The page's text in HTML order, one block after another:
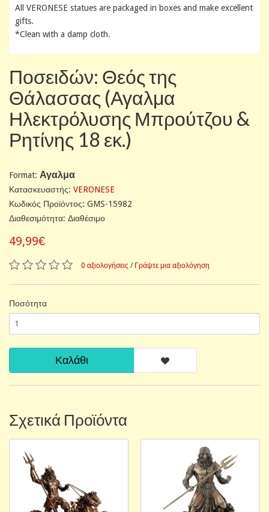
All VERONESE statues are packaged in boxes and make excellent
gifts.
*Clean with a damp cloth.
Ποσειδών: Θεός της
Θάλασσας (Αγαλμα
Ηλεκτρόλυσης Μπρούτζου &
Ρητίνης 18 εκ.)
Format: Αγαλμα
Κατασκευαστής: VERONESE
Κωδικός Προϊόντος: GMS-15982
Διαθεσιμότητα: Διαθέσιμο
49,99€
0 αξιολογήσεις / Γράψτε μια αξιολόγηση
Ποσότητα
Καλάθι
Σχετικά Προϊόντα